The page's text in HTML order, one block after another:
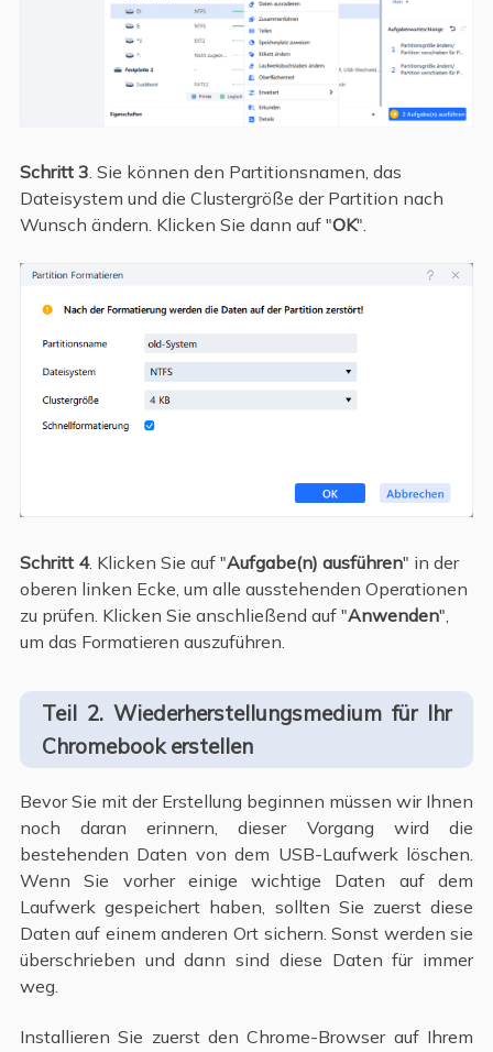
Schritt 3. Sie können den Partitionsnamen, das
Dateisystem und die Clustergröße der Partition nach
Wunsch ändern. Klicken Sie dann auf "OK".
Schritt 4. Klicken Sie auf "Aufgabe(n) ausführen" in der
oberen linken Ecke, um alle ausstehenden Operationen
zu prüfen. Klicken Sie anschließend auf "Anwenden",
um das Formatieren auszuführen.
Teil 2. Wiederherstellungsmedium für Ihr
Chromebook erstellen
Bevor Sie mit der Erstellung beginnen müssen wir Ihnen
noch daran erinnern, dieser Vorgang wird die
bestehenden Daten von dem USB-Laufwerk löschen.
Wenn Sie vorher einige wichtige Daten auf dem
Laufwerk gespeichert haben, sollten Sie zuerst diese
Daten auf einem anderen Ort sichern. Sonst werden sie
überschrieben und dann sind diese Daten für immer
weg.
Installieren Sie zuerst den Chrome-Browser auf Ihrem